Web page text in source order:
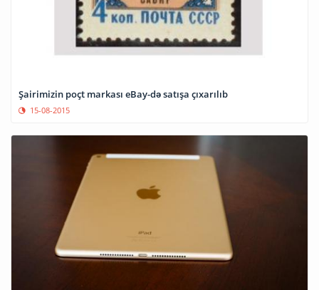
Şairimizin poçt markası eBay-də satışa çıxarılıb
15-08-2015